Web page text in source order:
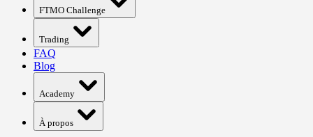
FTMO Challenge
Trading
FAQ
Blog
Academy
À propos